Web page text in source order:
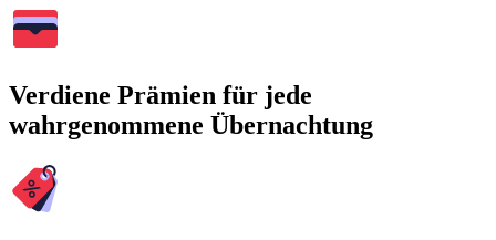
Verdiene Prämien für jede
wahrgenommene Übernachtung